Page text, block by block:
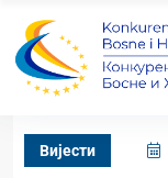
Вијести